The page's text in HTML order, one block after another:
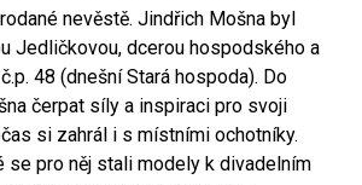
nevěstě. Jindřich Mošna byl
Jedličkovou, dcerou hospodského a
48 (dnešní Stará hospoda). Do
čerpat síly a inspiraci pro svoji
si zahrál i s místními ochotníky.
se pro něj stali modely k divadelním